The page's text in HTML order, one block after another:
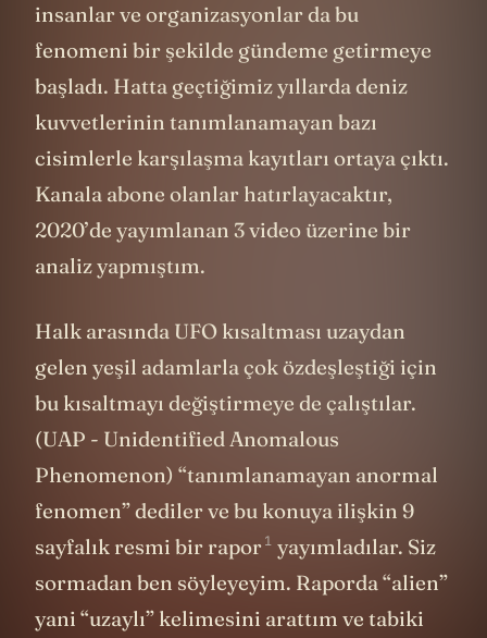
insanlar ve organizasyonlar da bu
fenomeni bir şekilde gündeme getirmeye
başladı. Hatta geçtiğimiz yıllarda deniz
kuvvetlerinin tanımlanamayan bazı
cisimlerle karşılaşma kayıtları ortaya çıktı.
Kanala abone olanlar hatırlayacaktır,
2020’de yayımlanan 3 video üzerine bir
analiz yapmıştım.
Halk arasında UFO kısaltması uzaydan
gelen yeşil adamlarla çok özdeşleştiği için
bu kısaltmayı değiştirmeye de çalıştılar.
(UAP - Unidentified Anomalous
Phenomenon) “tanımlanamayan anormal
fenomen” dediler ve bu konuya ilişkin 9
sayfalık resmi bir rapor1 yayımladılar. Siz
sormadan ben söyleyeyim. Raporda “alien”
yani “uzaylı” kelimesini arattım ve tabiki